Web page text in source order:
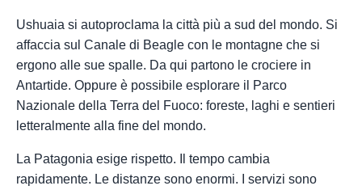
Ushuaia si autoproclama la città più a sud del mondo. Si
affaccia sul Canale di Beagle con le montagne che si
ergono alle sue spalle. Da qui partono le crociere in
Antartide. Oppure è possibile esplorare il Parco
Nazionale della Terra del Fuoco: foreste, laghi e sentieri
letteralmente alla fine del mondo.
La Patagonia esige rispetto. Il tempo cambia
rapidamente. Le distanze sono enormi. I servizi sono